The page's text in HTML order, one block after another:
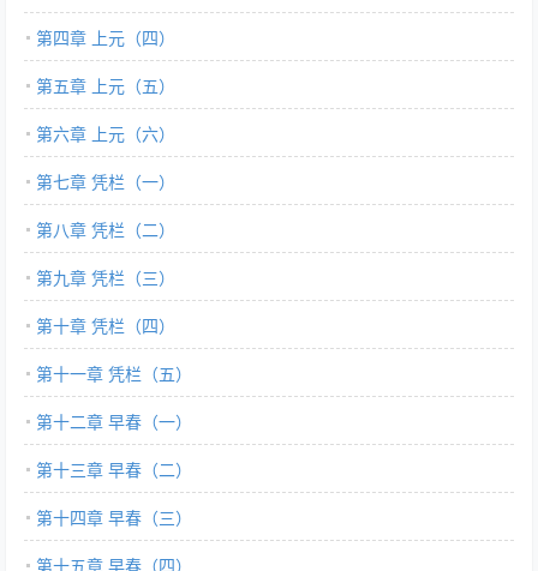
第四章 上元（四）
第五章 上元（五）
第六章 上元（六）
第七章 凭栏（一）
第八章 凭栏（二）
第九章 凭栏（三）
第十章 凭栏（四）
第十一章 凭栏（五）
第十二章 早春（一）
第十三章 早春（二）
第十四章 早春（三）
第十五章 早春（四）